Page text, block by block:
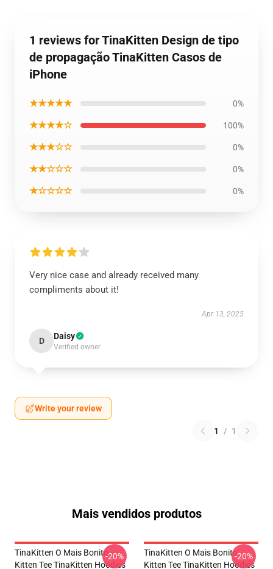
1 reviews for TinaKitten Design de tipo
de propagação TinaKitten Casos de
iPhone
★★★★★ 0%
★★★★☆ 100%
★★★☆☆ 0%
★★☆☆☆ 0%
★☆☆☆☆ 0%
Very nice case and already received many
compliments about it!
Apr 13, 2025
D Daisy
Verified owner
Write your review
1 / 1
Mais vendidos produtos
TinaKitten O Mais Bonito
Kitten Tee TinaKitten Hoodies
-20%
TinaKitten O Mais Bonito
Kitten Tee TinaKitten Hoodies
-20%